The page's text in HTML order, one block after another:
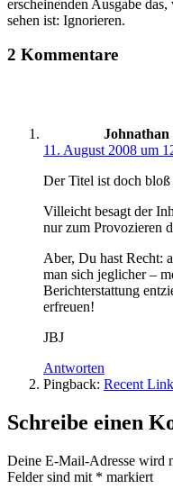
erscheinenden Ausgabe
sehen ist: Ignorieren.
2 Kommentare
Johnathan
11. August 2008 um
Der Titel ist doch
Villeicht besagt der
nur zum Provozieren
Aber, Du hast Recht:
man sich jeglicher –
Berichterstattung
erfreuen!
JBJ
Antworten
Pingback: Recent
Schreibe einen
Deine E-Mail-Adresse wird
Felder sind mit * markiert